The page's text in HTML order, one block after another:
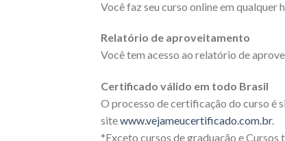
Você faz seu curso online em qualquer
Relatório de aproveitamento
Você tem acesso ao relatório de
Certificado válido em todo Brasil
O processo de certificação do curso é
sitewww.vejameucertificado.com.br.
*Exceto cursos de graduação e